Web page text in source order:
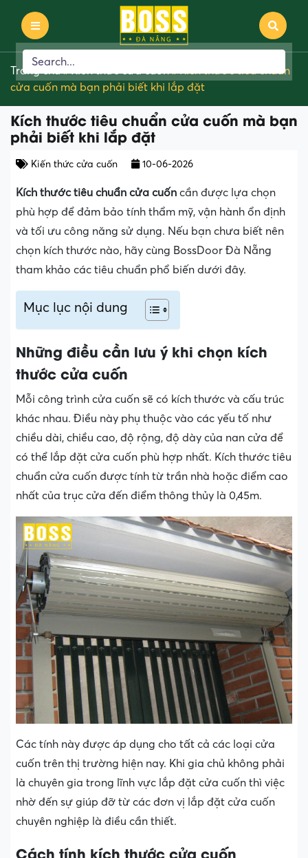
Trang chủ
Kích thước tiêu chuẩn
cửa cuốn mà bạn phải biết khi lắp đặt
Kích thước tiêu chuẩn cửa cuốn mà bạn
phải biết khi lắp đặt
Kiến thức cửa cuốn 10-06-2026
Kích thước tiêu chuẩn cửa cuốn cần được lựa chọn
phù hợp để đảm bảo tính thẩm mỹ, vận hành ổn định
và tối ưu công năng sử dụng. Nếu bạn chưa biết nên
chọn kích thước nào, hãy cùng BossDoor Đà Nẵng
tham khảo các tiêu chuẩn phổ biến dưới đây.
Mục lục nội dung
Những điều cần lưu ý khi chọn kích
thước cửa cuốn
Mỗi công trình cửa cuốn sẽ có kích thước và cấu trúc
khác nhau. Điều này phụ thuộc vào các yếu tố như
chiều dài, chiều cao, độ rộng, độ dày của nan cửa để
có thể lắp đặt cửa cuốn phù hợp nhất. Kích thước tiêu
chuẩn cửa cuốn được tính từ trần nhà hoặc điểm cao
nhất của trục cửa đến điểm thông thủy là 0,45m.
Các tính này được áp dụng cho tất cả các loại cửa
cuốn trên thị trường hiện nay. Khi gia chủ không phải
là chuyên gia trong lĩnh vực lắp đặt cửa cuốn thì việc
nhờ đến sự giúp đỡ từ các đơn vị lắp đặt cửa cuốn
chuyên nghiệp là điều cần thiết.
Cách tính kích thước cửa cuốn